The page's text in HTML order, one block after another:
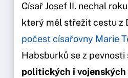
Císař Josef II. nechal
který měl střežit cestu z
počest císařovny Marie
Habsburků se z pevnosti
politických i vojenských